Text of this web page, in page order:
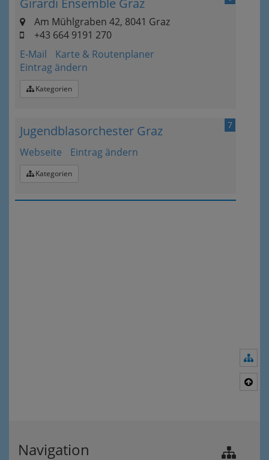
Girardi Ensemble Graz
Am Mühlgraben 42, 8041 Graz
+43 664 9191 270
E-Mail
Karte & Routenplaner
Eintrag ändern
Kategorien
7
Jugendblasorchester Graz
Webseite Eintrag ändern
Kategorien
Navigation